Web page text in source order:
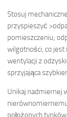
Stosuj
przyspieszyć
pomieszczeniu;
wilgotności, co jest
wentylacji z
sprzyjająca
Unikaj nadmiernej
położonych